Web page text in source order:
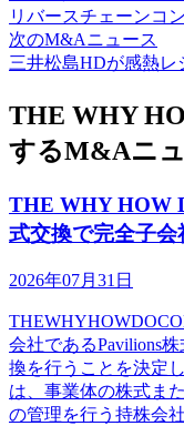
リバースチェーンコ
次のM&Aニュース
三井松島HDが感熱
THE WHY
するM&Aニ
THE WHY HOW
式交換で完全子会
2026年07月31日
会社であるPavilions
換を行うことを決定
は、事業体の株式ま
の管理を行う持株会